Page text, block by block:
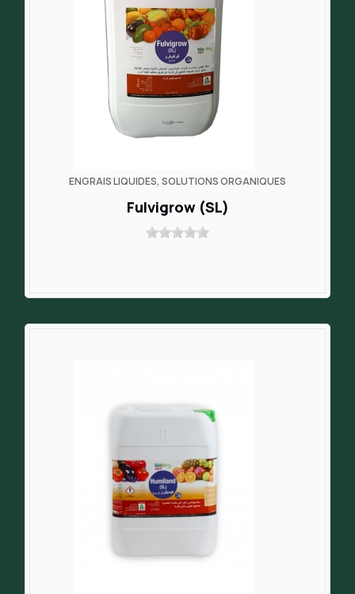
ENGRAIS LIQUIDES, SOLUTIONS ORGANIQUES
Fulvigrow (SL)